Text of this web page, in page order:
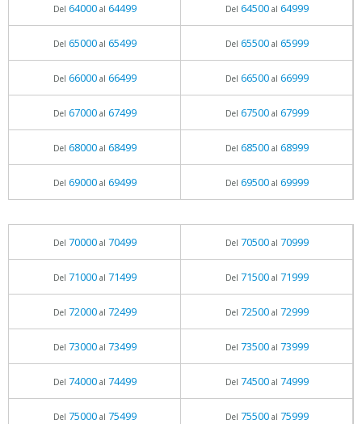
Del 64000al 64499 Del 64500al 64999
Del 65000al 65499 Del 65500al 65999
Del 66000al 66499 Del 66500al 66999
Del 67000al 67499 Del 67500al 67999
Del 68000al 68499 Del 68500al 68999
Del 69000al 69499 Del 69500al 69999
Del 70000al 70499 Del 70500al 70999
Del 71000al 71499 Del 71500al 71999
Del 72000al 72499 Del 72500al 72999
Del 73000al 73499 Del 73500al 73999
Del 74000al 74499 Del 74500al 74999
Del 75000al 75499 Del 75500al 75999